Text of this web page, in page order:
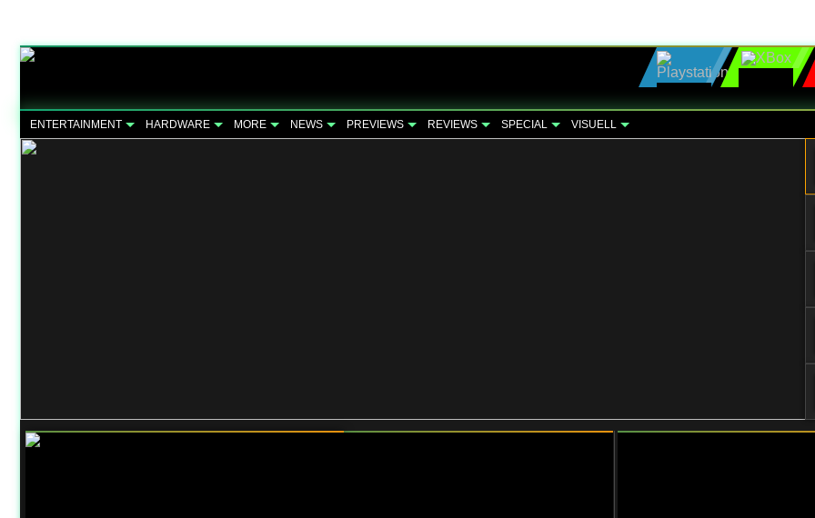
ENTERTAINMENT HARDWARE MORE NEWS PREVIEWS REVIEWS SPECIAL VISUELL